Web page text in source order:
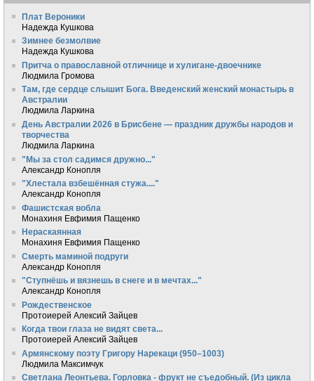
Плат Вероники
Надежда Кушкова
Зимнее безмолвие
Надежда Кушкова
Притча о православной отличнице и хулигане-двоечнике
Людмила Громова
Там, где сердце слышит Бога. Введенский женский монастырь в
Австралии
Людмила Ларкина
День Австралии 2026 в Брисбене — праздник дружбы народов и
творчества
Людмила Ларкина
"Мы за стол садимся дружно..."
Александр Конопля
"Хлестала взбешённая стужа...."
Александр Конопля
Фашистская вобла
Монахиня Евфимия Пащенко
Нераскаянная
Монахиня Евфимия Пащенко
Смерть маминой подруги
Александр Конопля
"Ступнёшь и вязнешь в снеге и в мечтах..."
Александр Конопля
Рождественское
Протоиерей Алексий Зайцев
Когда твои глаза не видят света...
Протоиерей Алексий Зайцев
Армянскому поэту Григору Нарекаци (950–1003)
Людмила Максимчук
Светлана Леонтьева. Горловка - фрукт не съедобный. (Из цикла